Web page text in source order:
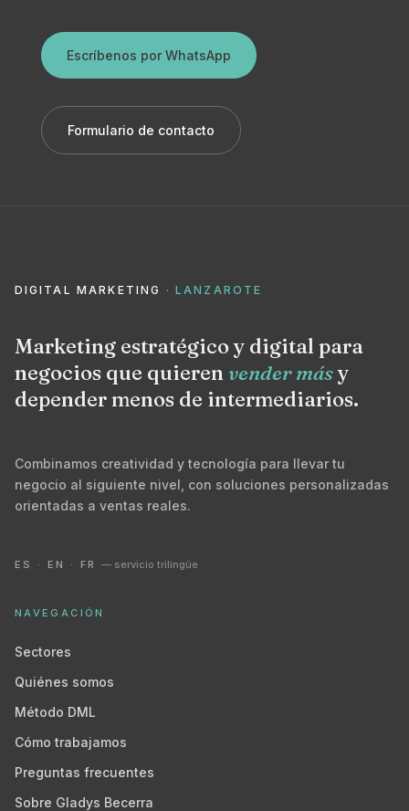
Escríbenos por WhatsApp
Formulario de contacto
DIGITAL MARKETING · LANZAROTE
Marketing estratégico y digital para
negocios que quieren vender másy
depender menos de intermediarios.
Combinamos creatividad y tecnología para llevar tu
negocio al siguiente nivel, con soluciones personalizadas
orientadas a ventas reales.
ES · EN · FR— servicio trilingüe
NAVEGACIÓN
Sectores
Quiénes somos
Método DML
Cómo trabajamos
Preguntas frecuentes
Sobre Gladys Becerra